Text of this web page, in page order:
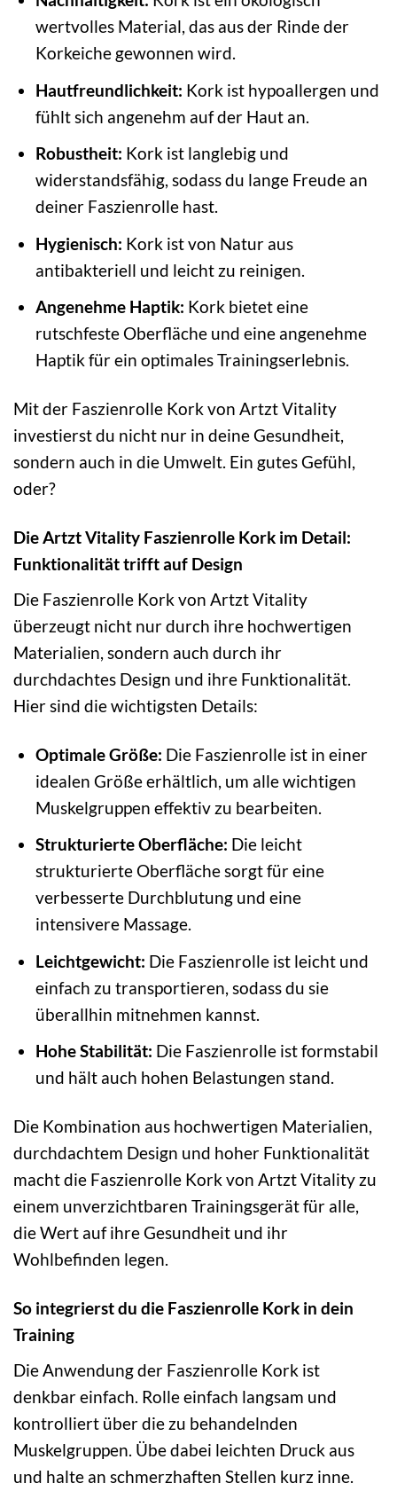
wertvolles Material, das aus der Rinde der
Korkeiche gewonnen wird.
Hautfreundlichkeit: Kork ist hypoallergen und
fühlt sich angenehm auf der Haut an.
Robustheit: Kork ist langlebig und
widerstandsfähig, sodass du lange Freude an
deiner Faszienrolle hast.
Hygienisch: Kork ist von Natur aus
antibakteriell und leicht zu reinigen.
Angenehme Haptik: Kork bietet eine
rutschfeste Oberfläche und eine angenehme
Haptik für ein optimales Trainingserlebnis.
Mit der Faszienrolle Kork von Artzt Vitality
investierst du nicht nur in deine Gesundheit,
sondern auch in die Umwelt. Ein gutes Gefühl,
oder?
Die Artzt Vitality Faszienrolle Kork im Detail:
Funktionalität trifft auf Design
Die Faszienrolle Kork von Artzt Vitality
überzeugt nicht nur durch ihre hochwertigen
Materialien, sondern auch durch ihr
durchdachtes Design und ihre Funktionalität.
Hier sind die wichtigsten Details:
Optimale Größe: Die Faszienrolle ist in einer
idealen Größe erhältlich, um alle wichtigen
Muskelgruppen effektiv zu bearbeiten.
Strukturierte Oberfläche: Die leicht
strukturierte Oberfläche sorgt für eine
verbesserte Durchblutung und eine
intensivere Massage.
Leichtgewicht: Die Faszienrolle ist leicht und
einfach zu transportieren, sodass du sie
überallhin mitnehmen kannst.
Hohe Stabilität: Die Faszienrolle ist formstabil
und hält auch hohen Belastungen stand.
Die Kombination aus hochwertigen Materialien,
durchdachtem Design und hoher Funktionalität
macht die Faszienrolle Kork von Artzt Vitality zu
einem unverzichtbaren Trainingsgerät für alle,
die Wert auf ihre Gesundheit und ihr
Wohlbefinden legen.
So integrierst du die Faszienrolle Kork in dein
Training
Die Anwendung der Faszienrolle Kork ist
denkbar einfach. Rolle einfach langsam und
kontrolliert über die zu behandelnden
Muskelgruppen. Übe dabei leichten Druck aus
und halte an schmerzhaften Stellen kurz inne.